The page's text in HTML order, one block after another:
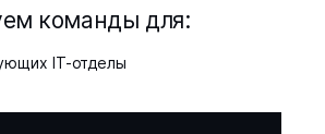
команды для:
IT-отделы